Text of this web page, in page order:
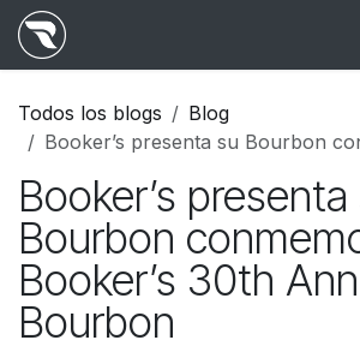
Ir al contenido
Todos los blogs
Blog
Booker’s presenta su Bourbon conmemorativo,
Booker’s presenta
Bourbon
Booker’s 30th
Bourbon